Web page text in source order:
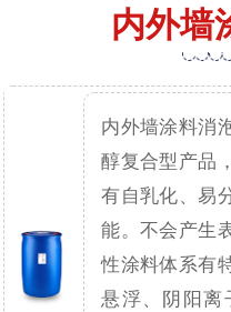
内外墙
内外墙涂料消
醇复合型产品
有自乳化、易
能。不会产生
性涂料体系有
悬浮、阴阳离